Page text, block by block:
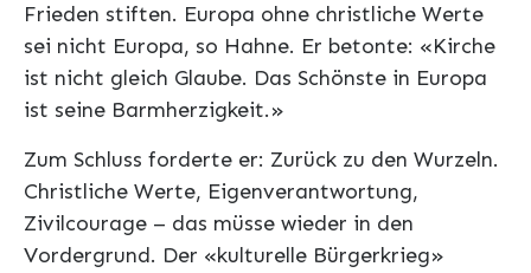
Frieden stiften. Europa ohne christliche Werte
sei nicht Europa, so Hahne. Er betonte: «Kirche
ist nicht gleich Glaube. Das Schönste in Europa
ist seine Barmherzigkeit.»
Zum Schluss forderte er: Zurück zu den Wurzeln.
Christliche Werte, Eigenverantwortung,
Zivilcourage – das müsse wieder in den
Vordergrund. Der «kulturelle Bürgerkrieg»